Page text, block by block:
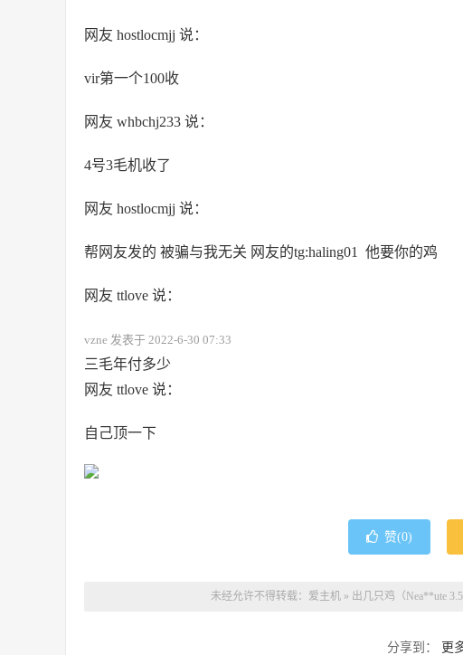
网友 hostlocmjj 说：
vir第一个100收
网友 whbchj233 说：
4号3毛机收了
网友 hostlocmjj 说：
帮网友发的 被骗与我无关 网友的tg:haling01 他要你的鸡
网友 ttlove 说：
vzne 发表于 2022-6-30 07:33
三毛年付多少
网友 ttlove 说：
自己顶一下
赞(0)
未经允许不得转载： 爱主机 » 出几只鸡（Nea**ute
分享到： 更